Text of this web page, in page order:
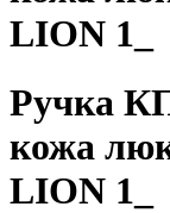
LION 1_
Ручка
кожа
LION 1_